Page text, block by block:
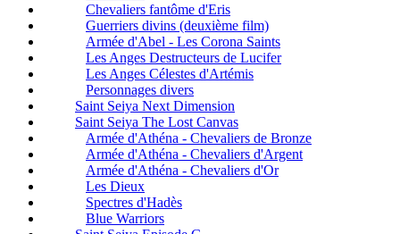
Chevaliers fantôme d'Eris
Guerriers divins (deuxième film)
Armée d'Abel - Les Corona Saints
Les Anges Destructeurs de Lucifer
Les Anges Célestes d'Artémis
Personnages divers
Saint Seiya Next Dimension
Saint Seiya The Lost Canvas
Armée d'Athéna - Chevaliers de Bronze
Armée d'Athéna - Chevaliers d'Argent
Armée d'Athéna - Chevaliers d'Or
Les Dieux
Spectres d'Hadès
Blue Warriors